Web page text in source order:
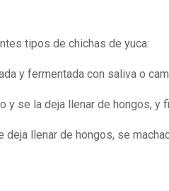
tipos de chichas de yuca:
y fermentada con saliva o
y se la deja llenar de hongos, y
deja llenar de hongos, se